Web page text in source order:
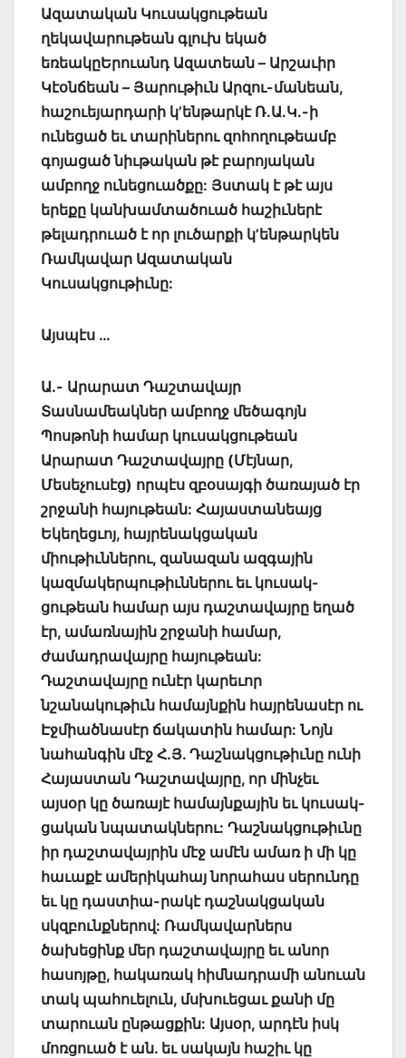
Ազատական Կուսակցութեան
ղեկավարութեան գլուխ եկած
եռեակըԵրուանդ Ազատեան – Արշաւիր
Կէօնճեան – Յարութիւն Արզու-մանեան,
հաշուեյարդարի կ’ենթարկէ Ռ.Ա.Կ.-ի
ունեցած եւ տարիներու զոհողութեամբ
գոյացած նիւթական թէ բարոյական
ամբողջ ունեցուածքը: Յստակ է թէ այս
երեքը կանխամտածուած հաշիւներէ
թելադրուած է որ լուծարքի կ’ենթարկեն
Ռամկավար Ազատական
Կուսակցութիւնը:
Այսպէս …
Ա.- Արարատ Դաշտավայր
Տասնամեակներ ամբողջ մեծագոյն
Պոսթոնի համար կուսակցութեան
Արարատ Դաշտավայրը (Մէյնար,
Մեսեչուսէց) որպէս զբօսայգի ծառայած էր
շրջանի հայութեան: Հայաստանեայց
Եկեղեցւոյ, հայրենակցական
միութիւններու, զանազան ազգային
կազմակերպութիւններու եւ կուսակ-
ցութեան համար այս դաշտավայրը եղած
էր, ամառնային շրջանի համար,
ժամադրավայրը հայութեան:
Դաշտավայրը ունէր կարեւոր
նշանակութիւն համայնքին հայրենասէր ու
Էջմիածնասէր ճակատին համար: Նոյն
նահանգին մէջ Հ.Յ. Դաշնակցութիւնը ունի
Հայաստան Դաշտավայրը, որ մինչեւ
այսօր կը ծառայէ համայնքային եւ կուսակ-
ցական նպատակներու: Դաշնակցութիւնը
իր դաշտավայրին մէջ ամէն ամառ ի մի կը
հաւաքէ ամերիկահայ նորահաս սերունդը
եւ կը դաստիա-րակէ դաշնակցական
սկզբունքներով: Ռամկավարներս
ծախեցինք մեր դաշտավայրը եւ անոր
հասոյթը, հակառակ հիմնադրամի անուան
տակ պահուելուն, մսխուեցաւ քանի մը
տարուան ընթացքին: Այսօր, արդէն իսկ
մոռցուած է ան. եւ սակայն հաշիւ կը